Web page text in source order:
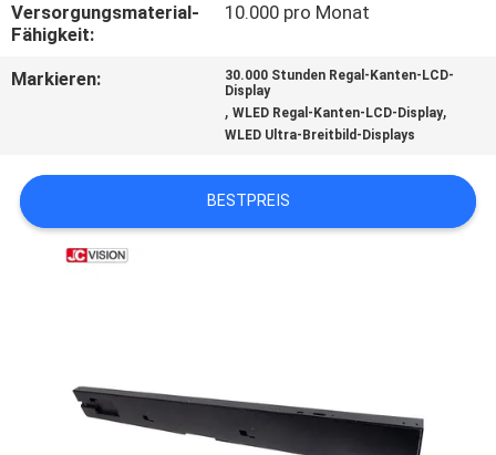
RECHTSSACHEN
ANGEBOT
SITEMAP
Versorgungsmaterial-
Fähigkeit:
10.000 pro Monat
Markieren:
30.000 Stunden Regal-Kanten-LCD-
Display
,WLED Regal-Kanten-LCD-Display,
WLED Ultra-Breitbild-Displays
BESTPREIS